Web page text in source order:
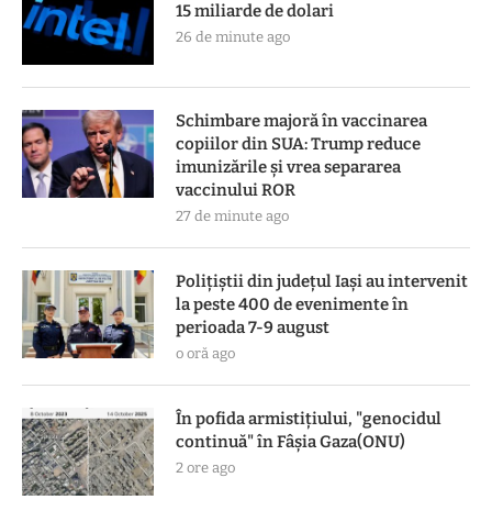
15 miliarde de dolari
26 de minute ago
Schimbare majoră în vaccinarea
copiilor din SUA: Trump reduce
imunizările și vrea separarea
vaccinului ROR
27 de minute ago
Polițiștii din județul Iași au intervenit
la peste 400 de evenimente în
perioada 7-9 august
o oră ago
În pofida armistiţiului, "genocidul
continuă" în Fâşia Gaza(ONU)
2 ore ago